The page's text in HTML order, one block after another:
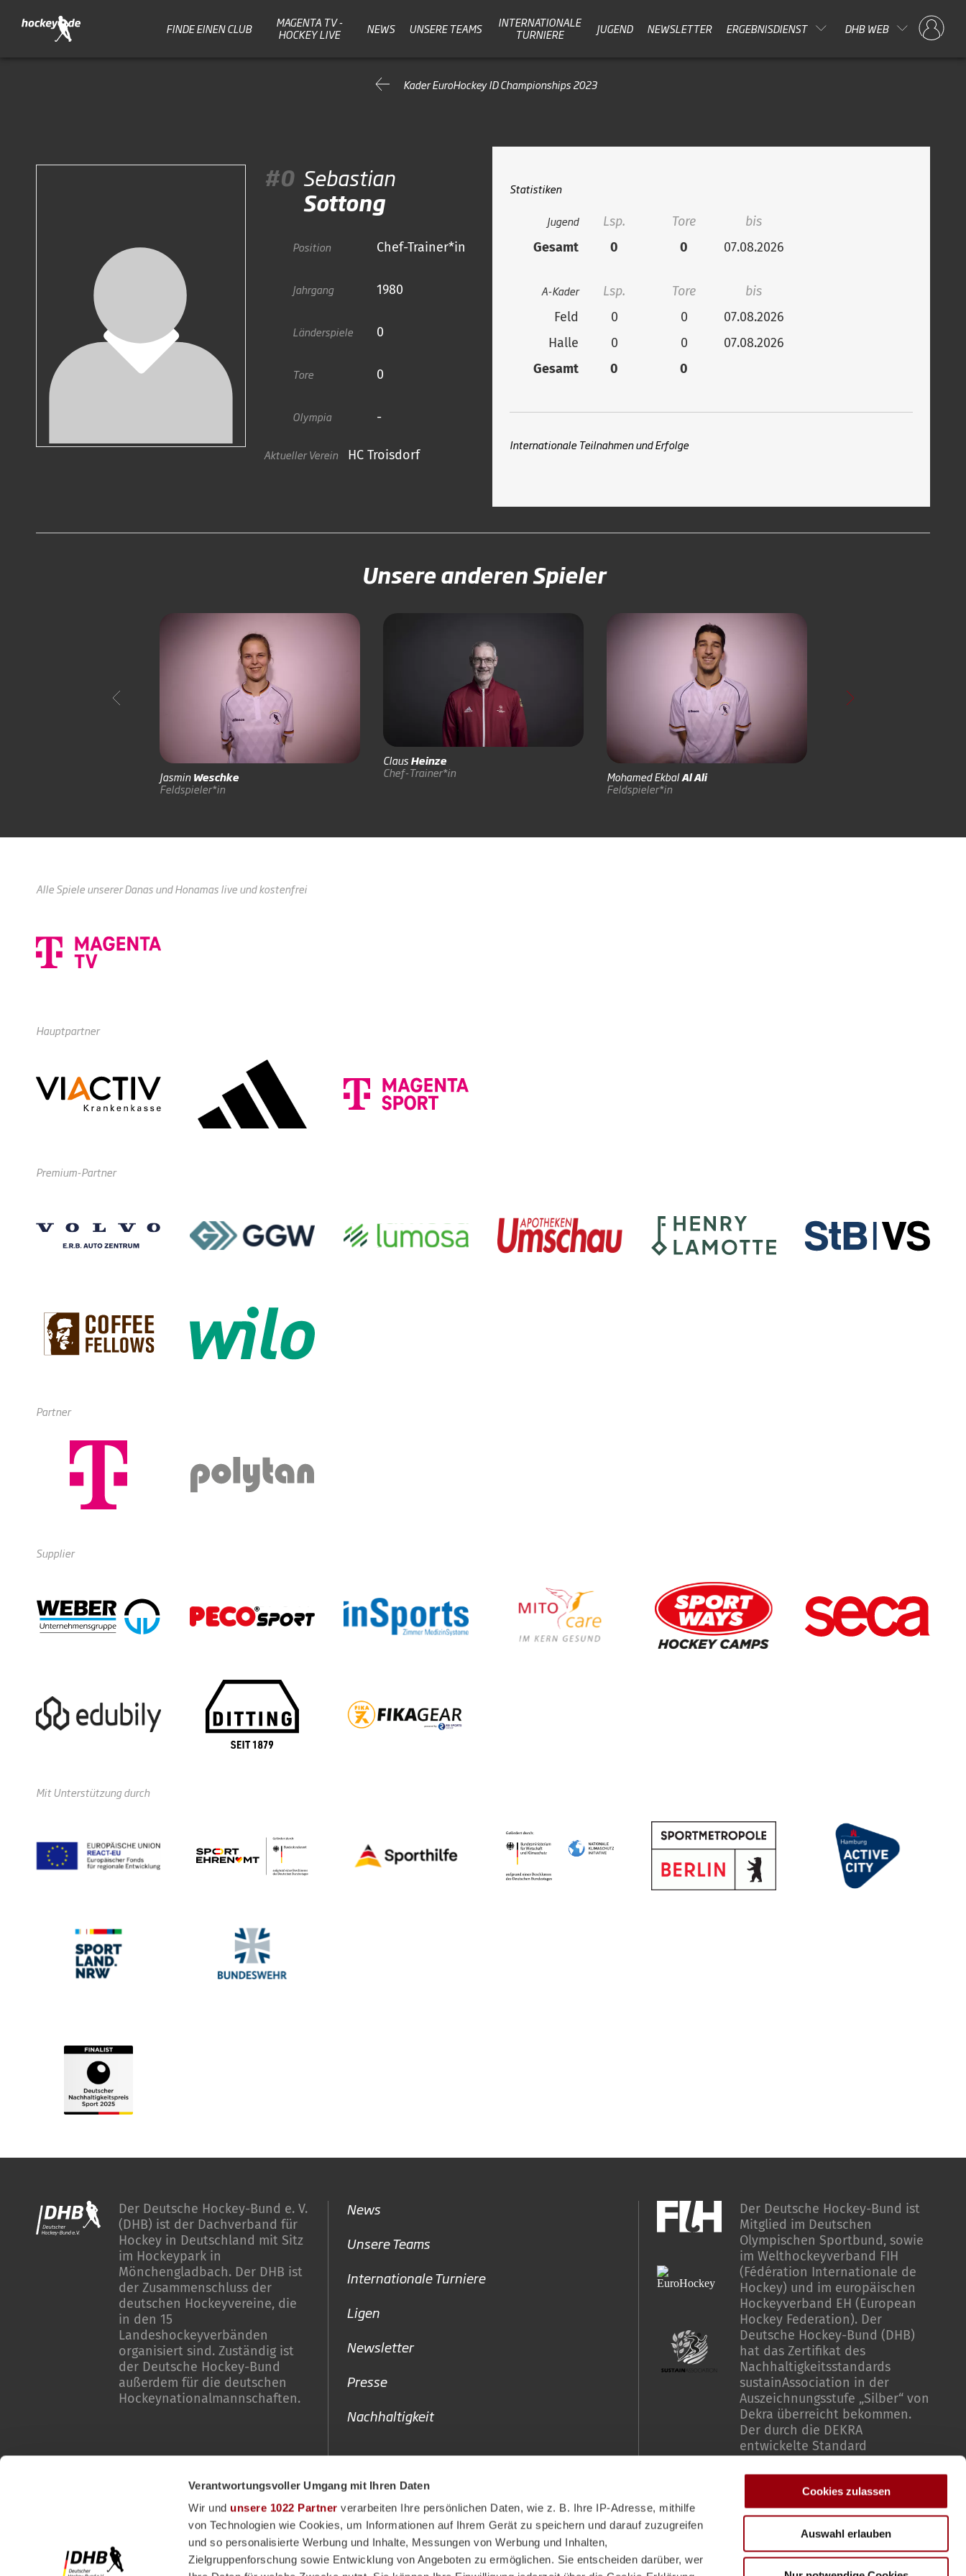
Verantwortungsvoller Umgang mit Ihren Daten
Wir und unsere 1022 Partner verarbeiten Ihre persönlichen Daten, wie z. B. Ihre IP-Adresse, mithilfe
von Technologien wie Cookies, um Informationen auf Ihrem Gerät zu speichern und darauf zuzugreifen
und so personalisierte Werbung und Inhalte, Messungen von Werbung und Inhalten,
Zielgruppenforschung sowie Entwicklung von Angeboten zu ermöglichen. Sie entscheiden darüber, wer
Cookies zulassen
Auswahl erlauben
FINDE EINEN CLUB
MAGENTA TV -
HOCKEY LIVE
NEWS UNSERE TEAMS
INTERNATIONALE
TURNIERE
JUGEND NEWSLETTER ERGEBNISDIENST DHB WEB
Kader EuroHockey ID Championships 2023
#0 Sebastian
Sottong
Position Chef-Trainer*in
Jahrgang 1980
Länderspiele 0
Tore 0
Olympia -
Aktueller Verein HC Troisdorf
Statistiken
Jugend Lsp. Tore
bis
Gesamt
0 0 07.08.2026
A-Kader Lsp. Tore
bis
Feld
0 0
07.08.2026
Halle
0 0
07.08.2026
Gesamt
0 0
Internationale Teilnahmen und Erfolge
Unsere anderen Spieler
JasminWeschke
Feldspieler*in
ClausHeinze
Chef-Trainer*in
Mohamed EkbalAl Ali
Feldspieler*in
Alle Spiele unserer Danas und Honamas live und kostenfrei
Hauptpartner
Premium-Partner
Partner
Supplier
Mit Unterstützung durch
Der Deutsche Hockey-Bund e. V.
(DHB) ist der Dachverband für
Hockey in Deutschland mit Sitz
im Hockeypark in
Mönchengladbach. Der DHB ist
der Zusammenschluss der
deutschen Hockeyvereine, die
in den 15
Landeshockeyverbänden
organisiert sind. Zuständig ist
der Deutsche Hockey-Bund
außerdem für die deutschen
Hockeynationalmannschaften.
News
Unsere Teams
Internationale Turniere
Ligen
Newsletter
Presse
Nachhaltigkeit
Der Deutsche Hockey-Bund ist
Mitglied im Deutschen
Olympischen Sportbund, sowie
im Welthockeyverband FIH
(Fédération Internationale de
Hockey) und im europäischen
Hockeyverband EH (European
Hockey Federation). Der
Deutsche Hockey-Bund (DHB)
hat das Zertifikat des
Nachhaltigkeitsstandards
sustainAssociation in der
Auszeichnungsstufe „Silber“ von
Dekra überreicht bekommen.
Der durch die DEKRA
entwickelte Standard
Verankerung von Nachhaltigkeit
in Sportverbänden entlang
ökologischer, sozialer und